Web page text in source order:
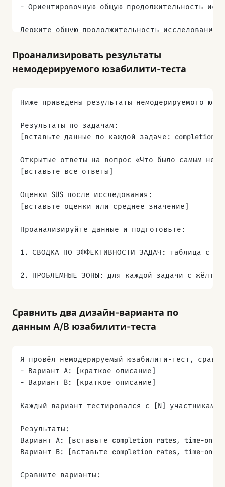
- Ориентировочную общую продолжительность
Держите общую продолжительность
Проанализировать результаты
немодерируемого юзабилити-теста
Ниже приведены результаты немодерируемого
Результаты по задачам:
[вставьте данные по каждой задаче: completion
Открытые ответы на вопрос «Что было самым
[вставьте все ответы]
Оценки SUS после исследования:
[вставьте оценки или среднее значение]
Проанализируйте данные и подготовьте:
1. СВОДКА ПО ЭФФЕКТИВНОСТИ ЗАДАЧ: таблица с
2. ПРОБЛЕМНЫЕ ЗОНЫ: для каждой задачи с
4. ИНТЕРПРЕТАЦИЯ SUS: переведите балл SUS в
Сравнить два дизайн-варианта по
данным A/B юзабилити-теста
Я провёл немодерируемый юзабилити-тест,
- Вариант A: [краткое описание]
- Вариант B: [краткое описание]
Каждый вариант тестировался с [N]
Результаты:
Вариант A: [вставьте completion rates, time-on-
Вариант B: [вставьте completion rates, time-on-
Сравните варианты: